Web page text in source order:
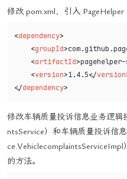
success:
                    }
else
                    }
error:
alert("
            })
        }
修改 pom.xml，引入 PageHelper
<dependency>
<groupId>
<artifactId>
<version>1.4.5</version
</dependency>
修改车辆质量投诉信息业务逻辑
ntsService）和车辆质量投诉信
的方法。